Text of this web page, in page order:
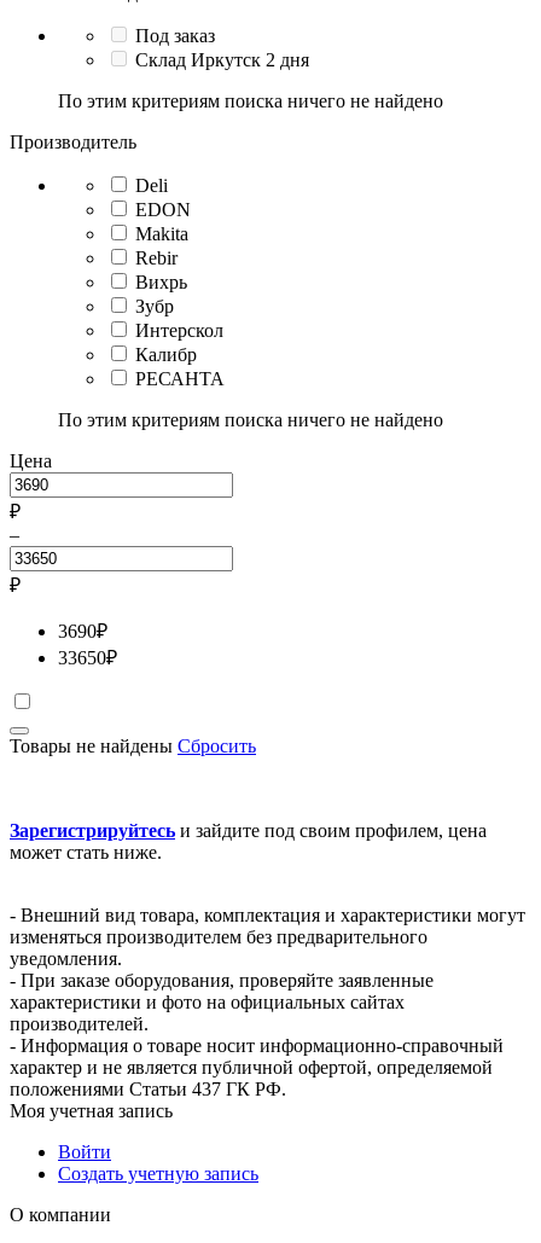
Под заказ
Склад Иркутск 2 дня
По этим критериям поиска ничего не найдено
Производитель
Deli
EDON
Makita
Rebir
Вихрь
Зубр
Интерскол
Калибр
РЕСАНТА
По этим критериям поиска ничего не найдено
Цена
₽
–
₽
3690₽
33650₽
Товары не найдены Сбросить
Зарегистрируйтесь и зайдите под своим профилем, цена
может стать ниже.
- Внешний вид товара, комплектация и характеристики могут
изменяться производителем без предварительного
уведомления.
- При заказе оборудования, проверяйте заявленные
характеристики и фото на официальных сайтах
производителей.
- Информация о товаре носит информационно-справочный
характер и не является публичной офертой, определяемой
положениями Статьи 437 ГК РФ.
Моя учетная запись
Войти
Создать учетную запись
О компании